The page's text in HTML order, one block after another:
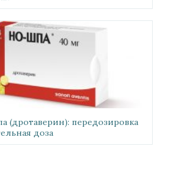
(дротаверин): передозировка
доза